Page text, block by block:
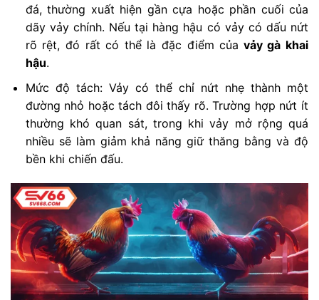
đá, thường xuất hiện gần cựa hoặc phần cuối của
dãy vảy chính. Nếu tại hàng hậu có vảy có dấu nứt
rõ rệt, đó rất có thể là đặc điểm của vảy gà khai
hậu.
Mức độ tách: Vảy có thể chỉ nứt nhẹ thành một
đường nhỏ hoặc tách đôi thấy rõ. Trường hợp nứt ít
thường khó quan sát, trong khi vảy mở rộng quá
nhiều sẽ làm giảm khả năng giữ thăng bằng và độ
bền khi chiến đấu.